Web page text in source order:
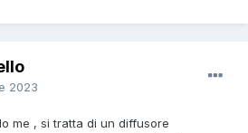
2023
me , si tratta di un diffusore